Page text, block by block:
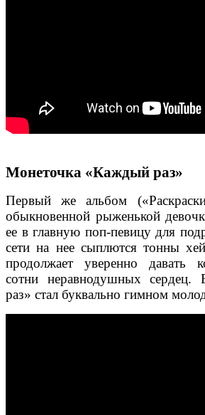
Монеточка «Каждый раз»
Первый же альбом
обыкновенной рыженькой
ее в главную поп-певицу для
сети на нее сыплются тонны
продолжает уверенно давать
сотни неравнодушных
раз» стал буквально гимном